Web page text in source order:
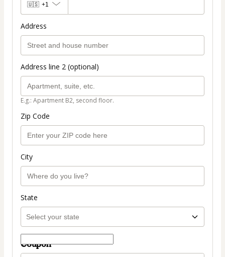
🇺🇸 +1
Address
Address line 2 (optional)
E.g.: Apartment B2, second floor.
Zip Code
City
State
Coupon